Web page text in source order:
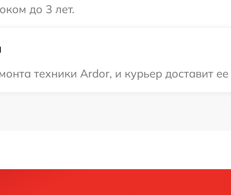
до 3 лет.
техники Ardor, и курьер доставит ее